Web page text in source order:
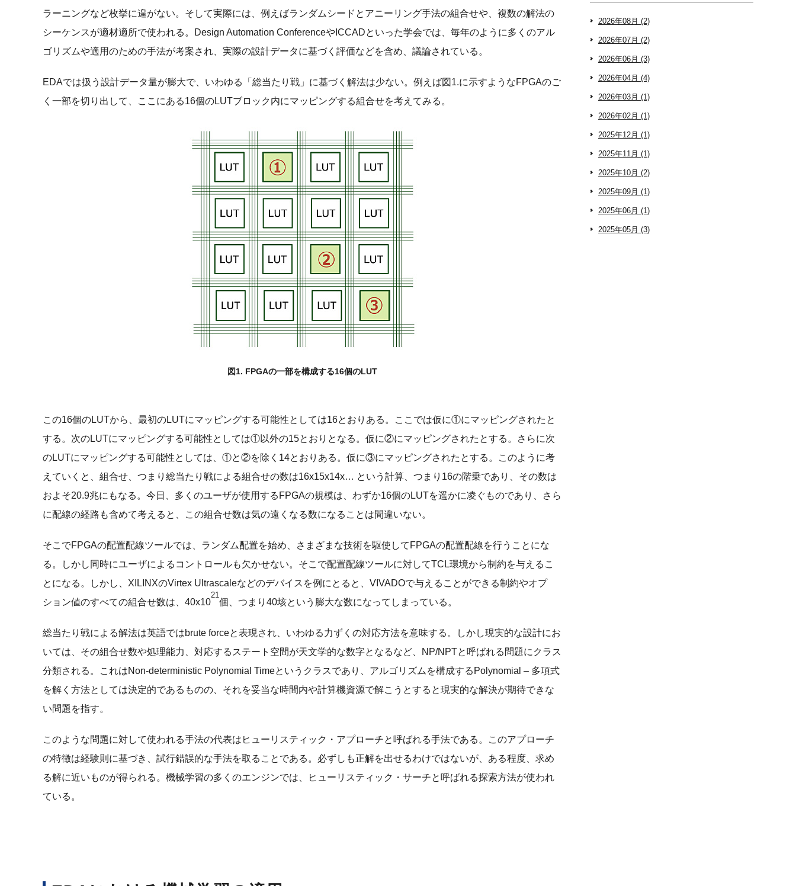
ラーニングなど枚挙に遑がない。そして実際には、例えばランダムシードとアニーリング手法の組合せや、複数の解法の
シーケンスが適材適所で使われる。Design Automation ConferenceやICCADといった学会では、毎年のように多くのアル
ゴリズムや適用のための手法が考案され、実際の設計データに基づく評価などを含め、議論されている。
EDAでは扱う設計データ量が膨大で、いわゆる「総当たり戦」に基づく解法は少ない。例えば図1.に示すようなFPGAのご
く一部を切り出して、ここにある16個のLUTブロック内にマッピングする組合せを考えてみる。
図1. FPGAの一部を構成する16個のLUT
この16個のLUTから、最初のLUTにマッピングする可能性としては16とおりある。ここでは仮に①にマッピングされたと
する。次のLUTにマッピングする可能性としては①以外の15とおりとなる。仮に②にマッピングされたとする。さらに次
のLUTにマッピングする可能性としては、①と②を除く14とおりある。仮に③にマッピングされたとする。このように考
えていくと、組合せ、つまり総当たり戦による組合せの数は16x15x14x… という計算、つまり16の階乗であり、その数は
およそ20.9兆にもなる。今日、多くのユーザが使用するFPGAの規模は、わずか16個のLUTを遥かに凌ぐものであり、さら
に配線の経路も含めて考えると、この組合せ数は気の遠くなる数になることは間違いない。
そこでFPGAの配置配線ツールでは、ランダム配置を始め、さまざまな技術を駆使してFPGAの配置配線を行うことにな
る。しかし同時にユーザによるコントロールも欠かせない。そこで配置配線ツールに対してTCL環境から制約を与えるこ
とになる。しかし、XILINXのVirtex Ultrascaleなどのデバイスを例にとると、VIVADOで与えることができる制約やオプ
ション値のすべての組合せ数は、40x10
21
個、つまり40垓という膨大な数になってしまっている。
総当たり戦による解法は英語ではbrute forceと表現され、いわゆる力ずくの対応方法を意味する。しかし現実的な設計にお
いては、その組合せ数や処理能力、対応するステート空間が天文学的な数字となるなど、NP/NPTと呼ばれる問題にクラス
分類される。これはNon-deterministic Polynomial Timeというクラスであり、アルゴリズムを構成するPolynomial – 多項式
を解く方法としては決定的であるものの、それを妥当な時間内や計算機資源で解こうとすると現実的な解決が期待できな
い問題を指す。
このような問題に対して使われる手法の代表はヒューリスティック・アプローチと呼ばれる手法である。このアプローチ
の特徴は経験則に基づき、試行錯誤的な手法を取ることである。必ずしも正解を出せるわけではないが、ある程度、求め
る解に近いものが得られる。機械学習の多くのエンジンでは、ヒューリスティック・サーチと呼ばれる探索方法が使われ
ている。
2026年08月 (2)
2026年07月 (2)
2026年06月 (3)
2026年04月 (4)
2026年03月 (1)
2026年02月 (1)
2025年12月 (1)
2025年11月 (1)
2025年10月 (2)
2025年09月 (1)
2025年06月 (1)
2025年05月 (3)